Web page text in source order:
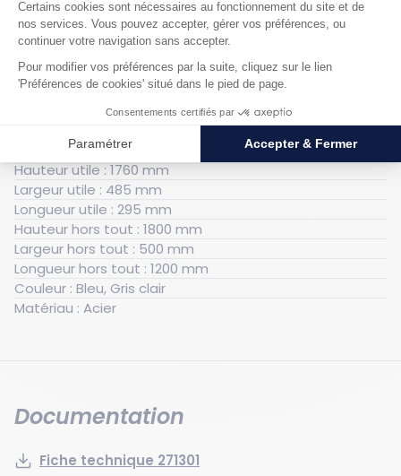
porte-cintres, 2 patères latérales.
Caractéristiques techniques
Poids : 76 kg
Hauteur utile : 1760 mm
Largeur utile : 485 mm
Longueur utile : 295 mm
Hauteur hors tout : 1800 mm
Largeur hors tout : 500 mm
Longueur hors tout : 1200 mm
Couleur : Bleu, Gris clair
Matériau : Acier
Documentation
Fiche technique 271301